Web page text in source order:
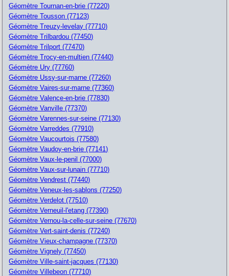
Géomètre Tournan-en-brie (77220)
Géomètre Tousson (77123)
Géomètre Treuzy-levelay (77710)
Géomètre Trilbardou (77450)
Géomètre Trilport (77470)
Géomètre Trocy-en-multien (77440)
Géomètre Ury (77760)
Géomètre Ussy-sur-marne (77260)
Géomètre Vaires-sur-marne (77360)
Géomètre Valence-en-brie (77830)
Géomètre Vanville (77370)
Géomètre Varennes-sur-seine (77130)
Géomètre Varreddes (77910)
Géomètre Vaucourtois (77580)
Géomètre Vaudoy-en-brie (77141)
Géomètre Vaux-le-penil (77000)
Géomètre Vaux-sur-lunain (77710)
Géomètre Vendrest (77440)
Géomètre Veneux-les-sablons (77250)
Géomètre Verdelot (77510)
Géomètre Verneuil-l'etang (77390)
Géomètre Vernou-la-celle-sur-seine (77670)
Géomètre Vert-saint-denis (77240)
Géomètre Vieux-champagne (77370)
Géomètre Vignely (77450)
Géomètre Ville-saint-jacques (77130)
Géomètre Villebeon (77710)